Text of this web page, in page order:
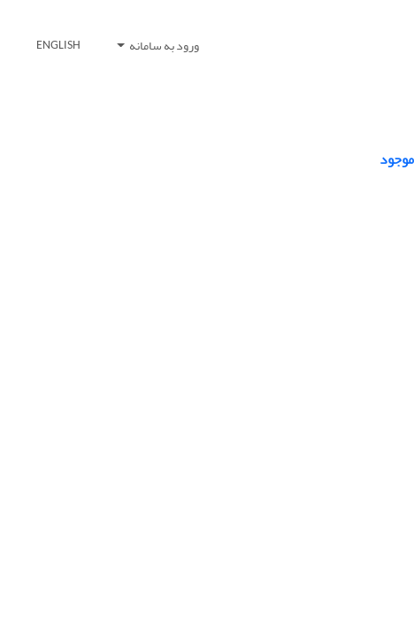
ورود به سامانه ENGLISH